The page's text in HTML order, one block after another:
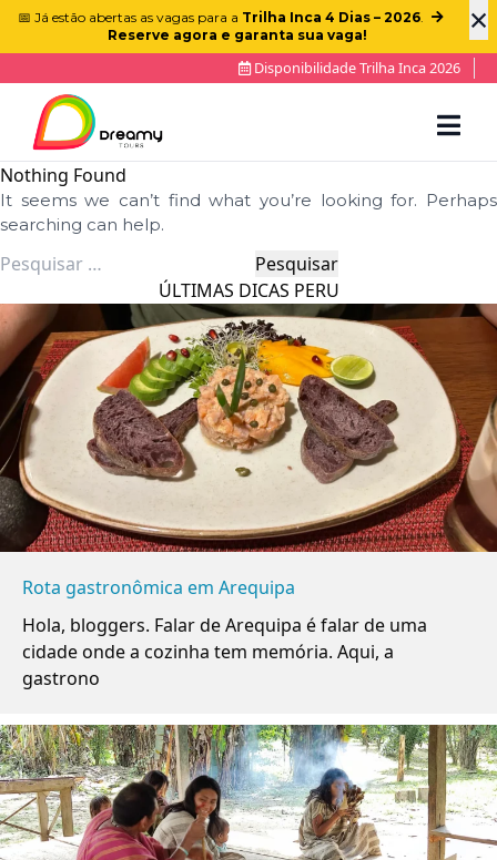
×
📅 Já estão abertas as vagas para a Trilha Inca 4 Dias – 2026.
Reserve agora e garanta sua vaga!
Disponibilidade Trilha Inca 2026
Nothing Found
It seems we can’t find what you’re looking for. Perhaps
searching can help.
Pesquisar
ÚLTIMAS DICAS PERU
Rota gastronômica em Arequipa
Hola, bloggers. Falar de Arequipa é falar de uma
cidade onde a cozinha tem memória. Aqui, a
gastrono